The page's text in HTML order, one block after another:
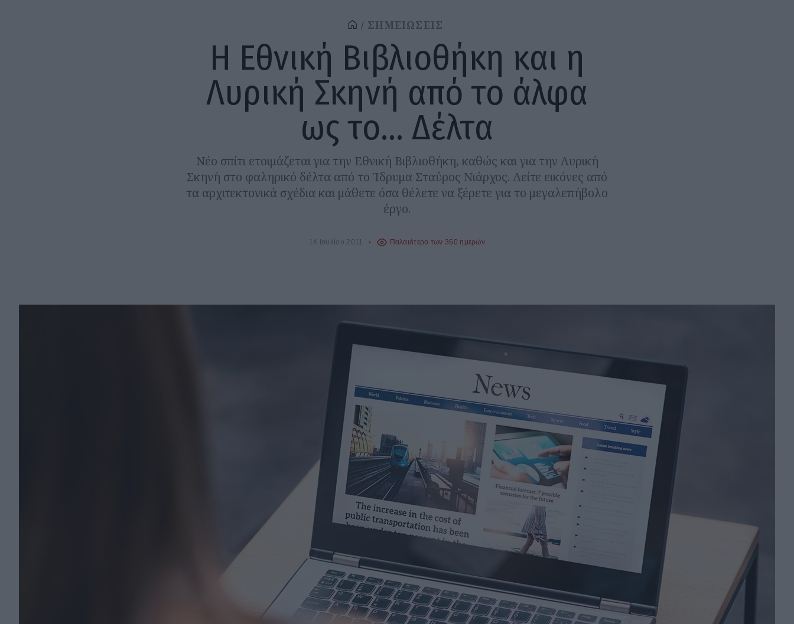
ΣΗΜΕΙΩΣΕΙΣ
Η Εθνική Βιβλιοθήκη και η
Λυρική Σκηνή από το άλφα
ως το… Δέλτα
Νέο σπίτι ετοιμάζεται για την Εθνική Βιβλιοθήκη, καθώς και για την Λυρική
Σκηνή στο φαληρικό δέλτα από το Ίδρυμα Σταύρος Νιάρχος. Δείτε εικόνες από
τα αρχιτεκτονικά σχέδια και μάθετε όσα θέλετε να ξέρετε για το μεγαλεπήβολο
έργο.
14 Ιουλίου 2011 Παλαιότερο των 360 ημερών